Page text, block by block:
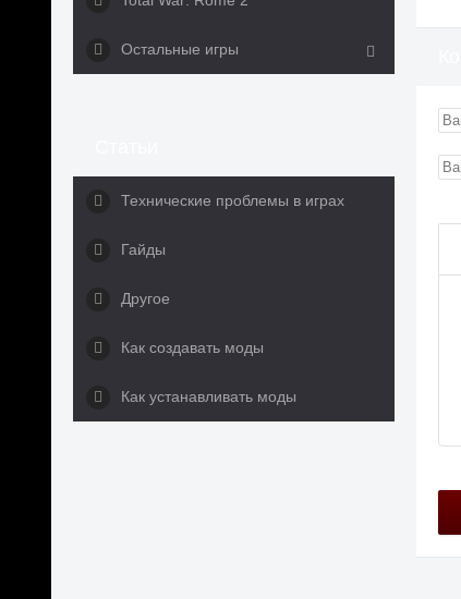
Остальные игры
Технические проблемы в играх
Гайды
Другое
Как создавать моды
Как устанавливать моды